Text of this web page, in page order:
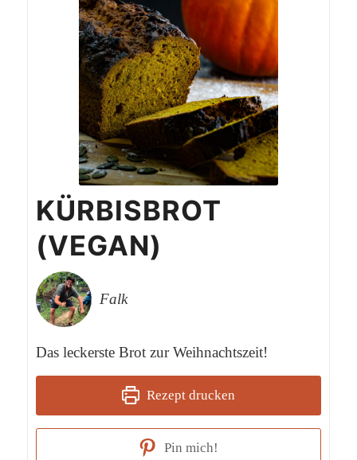
KÜRBISBROT
(VEGAN)
Falk
Das leckerste Brot zur Weihnachtszeit!
Rezept drucken
Pin mich!